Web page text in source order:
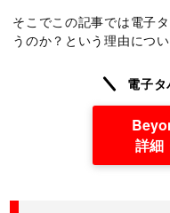
そこでこの記事では電子
うのか？という理由につ
電子タ
詳細